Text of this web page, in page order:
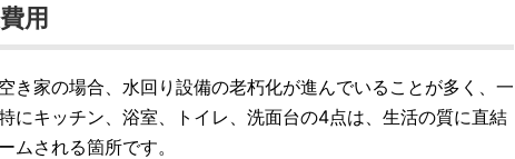
用
き家の場合、水回り設備の老朽化が進んでいることが多く、一
にキッチン、浴室、トイレ、洗面台の4点は、生活の質に直結
ムされる箇所です。